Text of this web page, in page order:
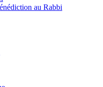
au Rabbi